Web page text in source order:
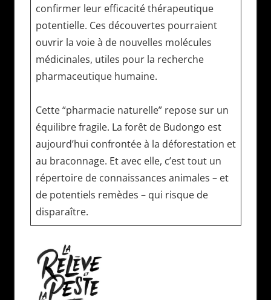
confirmer leur efficacité thérapeutique
potentielle. Ces découvertes pourraient
ouvrir la voie à de nouvelles molécules
médicinales, utiles pour la recherche
pharmaceutique humaine.
Cette “pharmacie naturelle” repose sur un
équilibre fragile. La forêt de Budongo est
aujourd’hui confrontée à la déforestation et
au braconnage. Et avec elle, c’est tout un
répertoire de connaissances animales – et
de potentiels remèdes – qui risque de
disparaître.